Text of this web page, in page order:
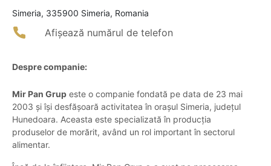
Simeria, 335900 Simeria, Romania
Afișează numărul de telefon
Despre companie:
Mir Pan Grup este o companie fondată pe data de 23 mai
2003 și își desfășoară activitatea în orașul Simeria, județul
Hunedoara. Aceasta este specializată în producția
produselor de morărit, având un rol important în sectorul
alimentar.